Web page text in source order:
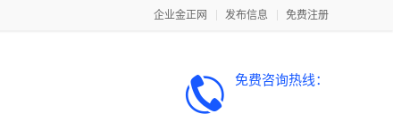
企业金正网 发布信息 免费注册
免费咨询热线：